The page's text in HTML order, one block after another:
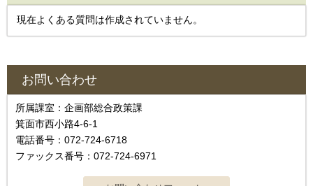
現在よくある質問は作成されていません。
お問い合わせ
所属課室：企画部総合政策課
箕面市西小路4‐6‐1
電話番号：072-724-6718
ファックス番号：072-724-6971